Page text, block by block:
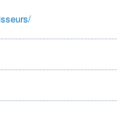
/ 09:00:11
ESTIMÉ